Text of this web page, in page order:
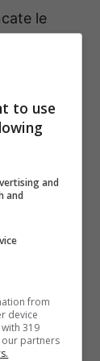
le
a
ai
prima
ai
to use
and
and
from
device
319
our partners